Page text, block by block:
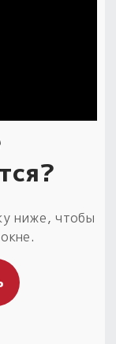
ниже, чтобы